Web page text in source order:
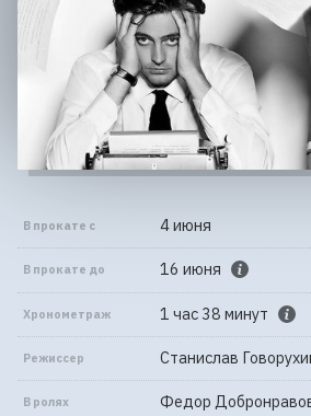
В прокате с 4 июня
В прокате до 16 июня
Хронометраж 1 час 38 минут
Режиссер Станислав
В ролях
Федор